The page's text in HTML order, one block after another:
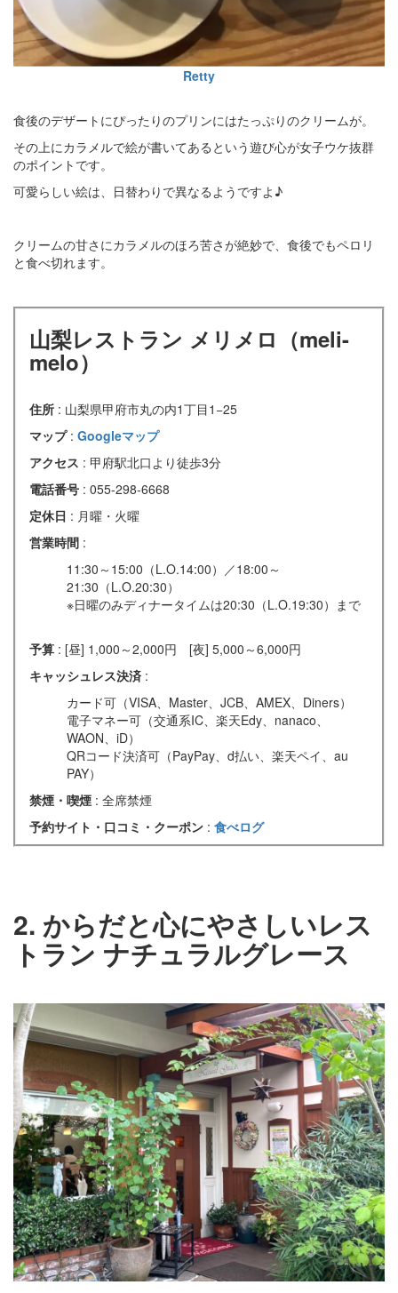
Retty
食後のデザートにぴったりのプリンにはたっぷりのクリームが。
その上にカラメルで絵が書いてあるという遊び心が女子ウケ抜群
のポイントです。
可愛らしい絵は、日替わりで異なるようですよ♪
クリームの甘さにカラメルのほろ苦さが絶妙で、食後でもペロリ
と食べ切れます。
山梨レストラン メリメロ（meli-
melo）
住所 : 山梨県甲府市丸の内1丁目1−25
マップ : Googleマップ
アクセス : 甲府駅北口より徒歩3分
電話番号 : 055-298-6668
定休日 : 月曜・火曜
営業時間 :
11:30～15:00（L.O.14:00）／18:00～
21:30（L.O.20:30）
※日曜のみディナータイムは20:30（L.O.19:30）まで
予算 : [昼] 1,000～2,000円 [夜] 5,000～6,000円
キャッシュレス決済 :
カード可（VISA、Master、JCB、AMEX、Diners）
電子マネー可（交通系IC、楽天Edy、nanaco、
WAON、iD）
QRコード決済可（PayPay、d払い、楽天ペイ、au
PAY）
禁煙・喫煙 : 全席禁煙
予約サイト・口コミ・クーポン : 食べログ
2. からだと心にやさしいレス
トラン ナチュラルグレース